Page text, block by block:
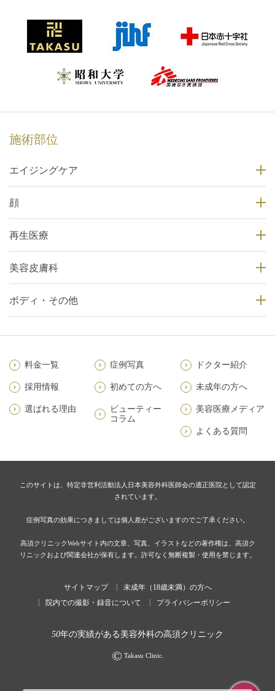
施術部位
エイジングケア
顔
再生医療
美容皮膚科
ボディ・その他
料金一覧 症例写真 ドクター紹介
採用情報 初めての方へ 未成年の方へ
選ばれる理由
ビューティー
コラム
美容医療メディア
よくある質問
このサイトは、特定非営利活動法人日本美容外科医師会の適正医院として認定
されています。
症例写真の効果につきましては個人差がございますのでご了承ください。
高須クリニックWebサイト内の文章、写真、イラストなどの著作権は、高須ク
リニックおよび関連会社が保有します。許可なく無断複製・使用を禁じます。
サイトマップ
未成年（18歳未満）の方へ
院内での撮影・録音について
プライバシーポリシー
50年の実績がある美容外科の高須クリニック
© Takasu Clinic.